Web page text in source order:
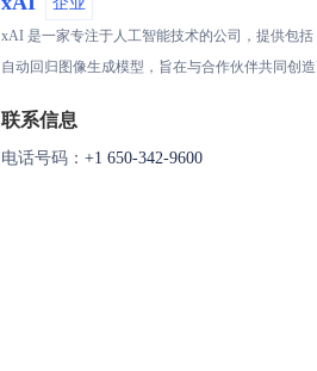
xAI 是一家专注于人工智能技术的公司，提供包
自动回归图像生成模型，旨在与合作伙伴共同创造
联系信息
电话号码： +1 650-342-9600